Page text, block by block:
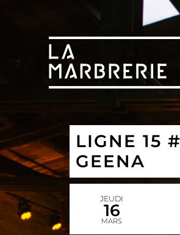
LIGNE 15
GEENA
JEUDI
16
MARS